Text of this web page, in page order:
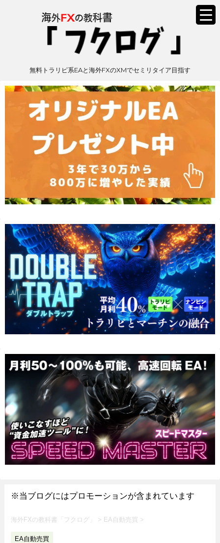
無料トラリピ系EAと海外FXのXMでセミリタイア目指す
※当ブログにはプロモーションが含まれています
海外FXの教科書「フクログ」 > EA自動売買 >
EA自動売買